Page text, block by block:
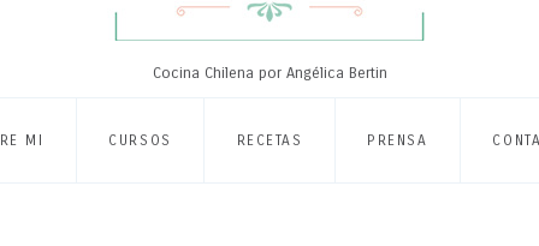
Cocina Chilena por Angélica Bertin
MI CURSOS RECETAS PRENSA